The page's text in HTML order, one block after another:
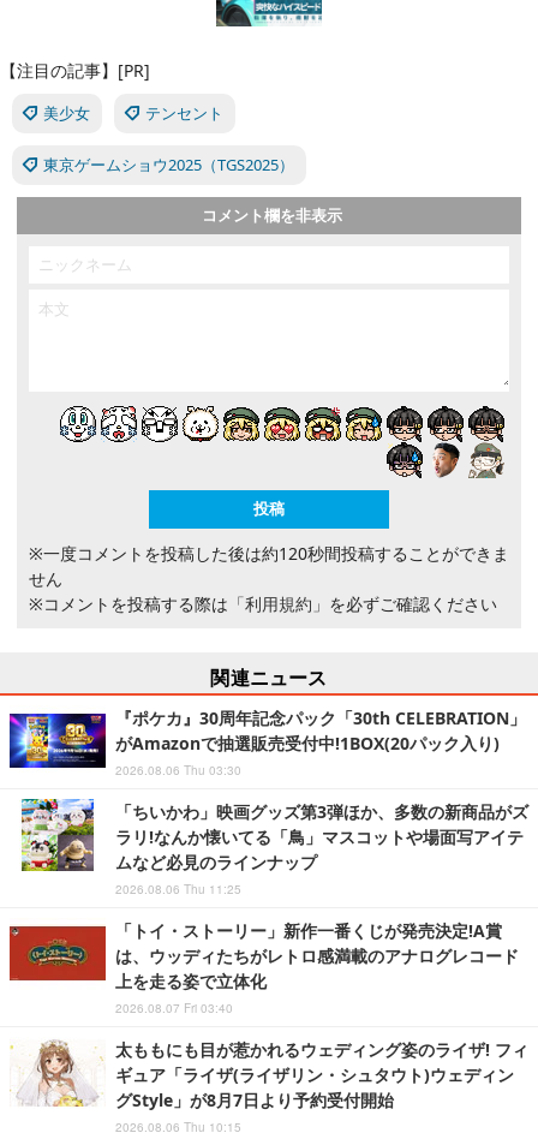
【注目の記事】[PR]
美少女 テンセント
東京ゲームショウ2025（TGS2025）
コメント欄を非表示
※一度コメントを投稿した後は約120秒間投稿することができま
せん
※コメントを投稿する際は 「利用規約」 を必ずご確認ください
関連ニュース
『ポケカ』30周年記念パック「30th CELEBRATION」
がAmazonで抽選販売受付中!1BOX(20パック入り)
2026.08.06 Thu 03:30
「ちいかわ」映画グッズ第3弾ほか、多数の新商品がズ
ラリ!なんか懐いてる「鳥」マスコットや場面写アイテ
ムなど必見のラインナップ
2026.08.06 Thu 11:25
「トイ・ストーリー」新作一番くじが発売決定!A賞
は、ウッディたちがレトロ感満載のアナログレコード
上を走る姿で立体化
2026.08.07 Fri 03:40
太ももにも目が惹かれるウェディング姿のライザ! フィ
ギュア「ライザ(ライザリン・シュタウト)ウェディン
グStyle」が8月7日より予約受付開始
2026.08.06 Thu 10:15